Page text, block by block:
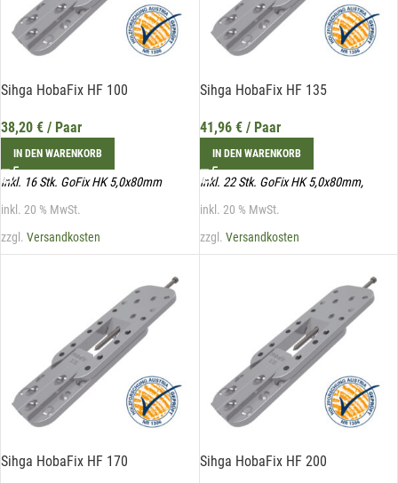
Sihga HobaFix HF 100
38,20 € / Paar
IN DEN WARENKORB
inkl. 16 Stk. GoFix HK 5,0x80mm
inkl. 20 % MwSt.
zzgl. Versandkosten
Sihga HobaFix HF 135
41,96 €/ Paar
IN DEN WARENKORB
inkl. 22 Stk. GoFix HK 5,0x80mm,
inkl. 20 % MwSt.
zzgl. Versandkosten
Sihga HobaFix HF 170 Sihga HobaFix HF 200